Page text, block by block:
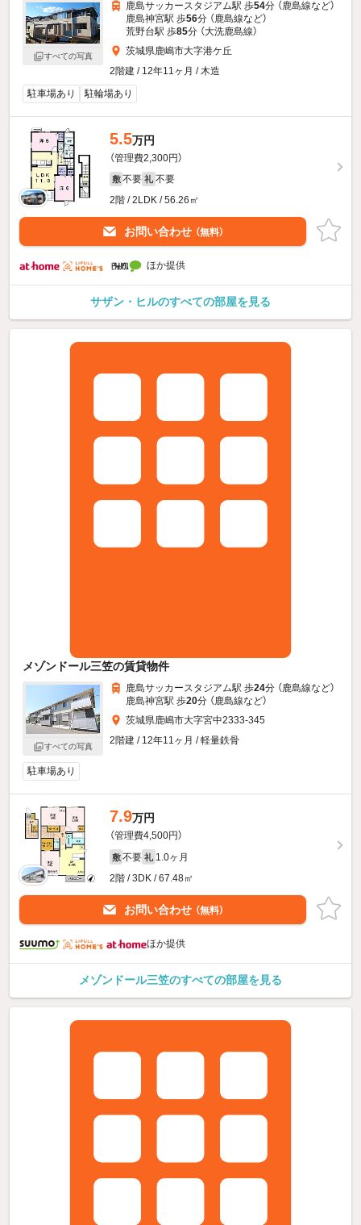
すべての写真
鹿島サッカースタジアム駅 歩54分 （鹿島線など）
鹿島神宮駅 歩56分 （鹿島線など）
荒野台駅 歩85分 （大洗鹿島線）
茨城県鹿嶋市大字港ケ丘
2階建 / 12年11ヶ月 / 木造
駐車場あり
駐輪場あり
5.5万円
（管理費2,300円）
敷 不要 礼 不要
2階 / 2LDK / 56.26㎡
お問い合わせ （無料）
ほか提供
サザン・ヒルのすべての部屋を見る
メゾンドール三笠の賃貸物件
すべての写真
鹿島サッカースタジアム駅 歩24分 （鹿島線など）
鹿島神宮駅 歩20分 （鹿島線など）
茨城県鹿嶋市大字宮中2333-345
2階建 / 12年11ヶ月 / 軽量鉄骨
駐車場あり
7.9万円
（管理費4,500円）
敷 不要 礼 1.0ヶ月
2階 / 3DK / 67.48㎡
お問い合わせ （無料）
ほか提供
メゾンドール三笠のすべての部屋を見る